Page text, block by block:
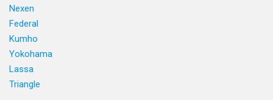
Nexen
Federal
Kumho
Yokohama
Lassa
Triangle